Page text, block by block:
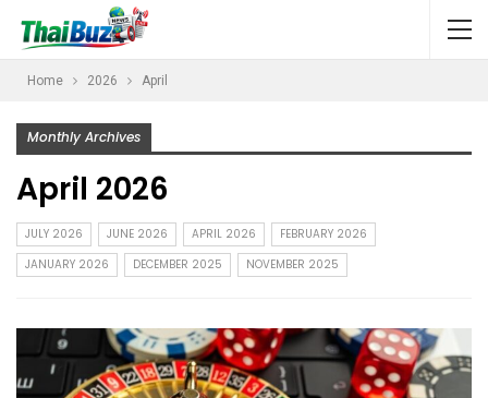
Home 2026 April
Monthly Archives
April 2026
JULY 2026 JUNE 2026 APRIL 2026
FEBRUARY 2026
JANUARY 2026
DECEMBER 2025 NOVEMBER 2025